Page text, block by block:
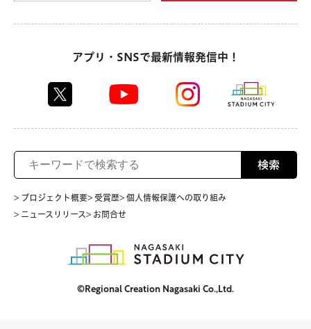
アプリ・SNSで最新情報発信中！
検索
> プロジェクト概要> 受賞歴> 個人情報保護への取り組み
> ニュースリリース> お問合せ
©Regional Creation Nagasaki Co.,Ltd.